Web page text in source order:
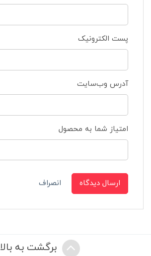
پست الکترونیک
آدرس وب‌سایت
امتیاز شما به محصول
ارسال دیدگاه انصراف
برگشت به بالا